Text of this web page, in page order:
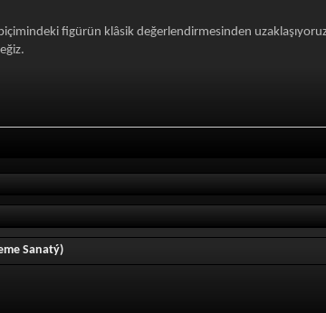
figürün klâsik değerlendirmesinden
Sanatý)